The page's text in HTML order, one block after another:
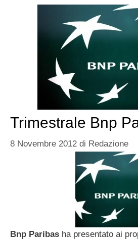
Trimestrale Bnp
8 Novembre 2012 di Redazione
Bnp Paribas ha presentato ai